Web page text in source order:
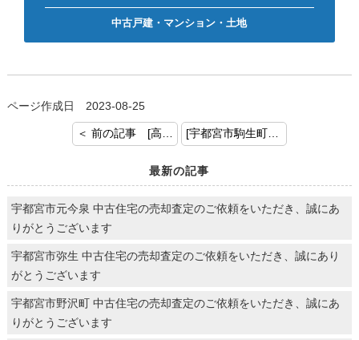
中古戸建・マンション・土地
ページ作成日 2023-08-25
[宇都宮市駒生町 土地 お預かりいたしました！] 次の記事 ＞
最新の記事
宇都宮市元今泉 中古住宅の売却査定のご依頼をいただき、誠にあ
りがとうございます
宇都宮市弥生 中古住宅の売却査定のご依頼をいただき、誠にあり
がとうございます
宇都宮市野沢町 中古住宅の売却査定のご依頼をいただき、誠にあ
りがとうございます